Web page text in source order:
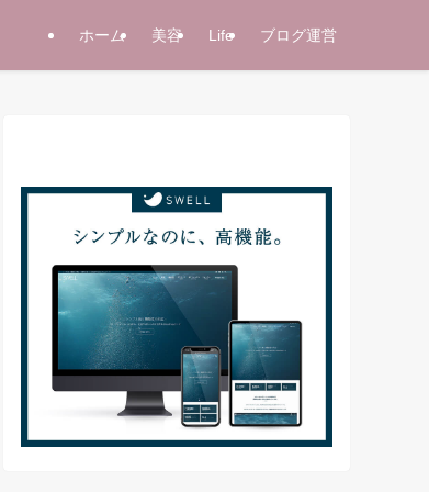
ホーム 美容 Life ブログ運営